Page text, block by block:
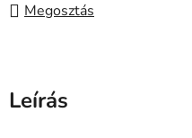
Megosztás
Leírás